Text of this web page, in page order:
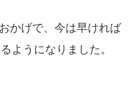
かげで、今は早ければ
ようになりました。